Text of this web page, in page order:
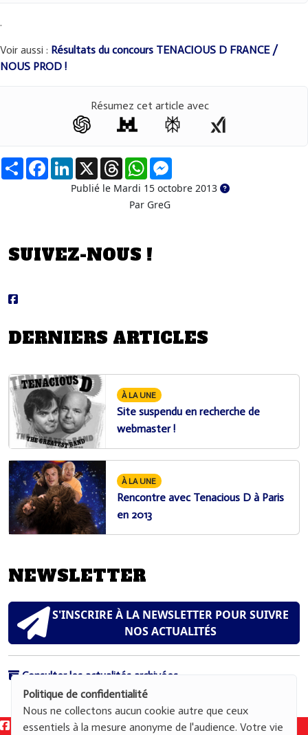
.
Voir aussi : Résultats du concours TENACIOUS D FRANCE /
NOUS PROD !
Résumez cet article avec
PartagerFacebookLinkedIn
X ThreadsWhatsApp
Publié le Mardi 15 octobre 2013
Par GreG
SUIVEZ-NOUS !
DERNIERS ARTICLES
À LA UNE
Site suspendu en recherche de
webmaster !
À LA UNE
Rencontre avec Tenacious D à Paris
en 2013
NEWSLETTER
S'INSCRIRE À LA NEWSLETTER POUR SUIVRE
NOS ACTUALITÉS
Consulter les actualités archivées
Politique de confidentialité
Nous ne collectons aucun cookie autre que ceux
essentiels à la mesure anonyme de l'audience. Votre vie